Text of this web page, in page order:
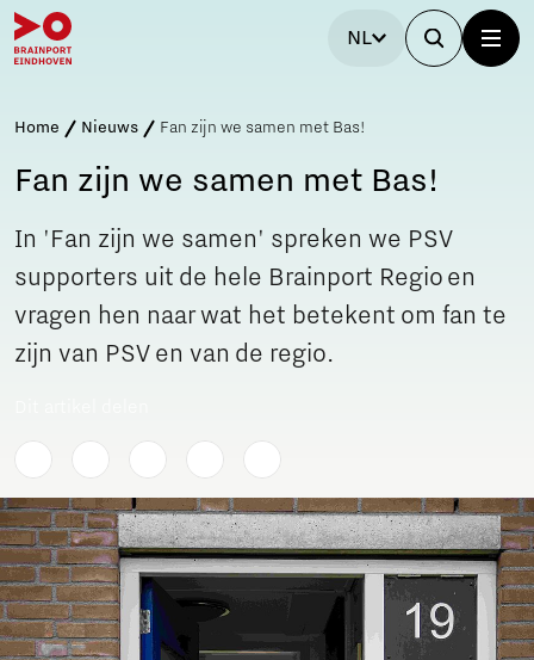
NL
Home Nieuws Fan zijn we samen met Bas!
Fan zijn we samen met Bas!
In 'Fan zijn we samen' spreken we PSV
supporters uit de hele Brainport Regio en
vragen hen naar wat het betekent om fan te
zijn van PSV en van de regio.